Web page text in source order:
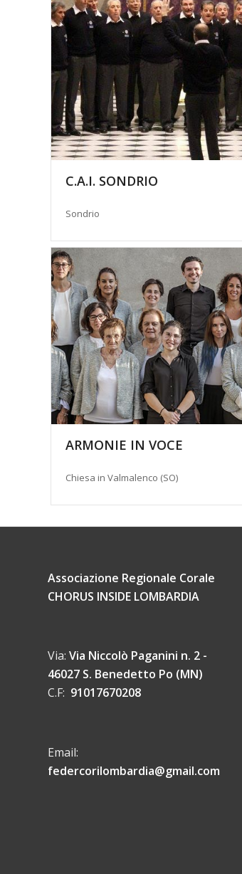
C.A.I. SONDRIO
Sondrio
ARMONIE IN VOCE
Chiesa in Valmalenco (SO)
Associazione Regionale Corale
CHORUS INSIDE LOMBARDIA
Via: Via Niccolò Paganini n. 2 -
46027 S. Benedetto Po (MN)
C.F: 91017670208
Email:
federcorilombardia@gmail.com